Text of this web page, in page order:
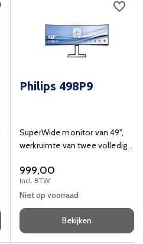
Philips 498P9
SuperWide monitor van 49",
werkruimte van twee volledige
999,00
Incl. BTW
Niet op voorraad
Bekijken